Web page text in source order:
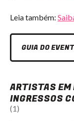
Leia também:
GUIA DO
ARTISTAS EM
INGRESSOS
(1)